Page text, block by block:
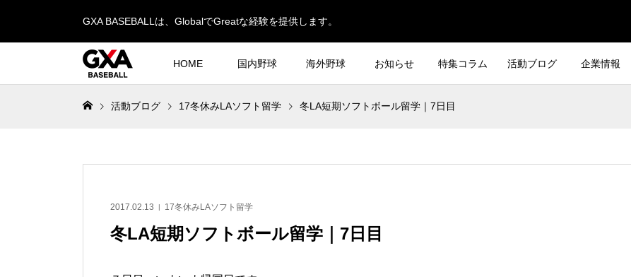
GXA BASEBALLは、GlobalでGreatな経験を提供します。
HOME 国内野球 海外野球 お知らせ 特集コラム 活動ブログ 企業情報
活動ブログ 17冬休みLAソフト留学 冬LA短期ソフトボール留学｜7日目
2017.02.13 17冬休みLAソフト留学
冬LA短期ソフトボール留学｜7日目